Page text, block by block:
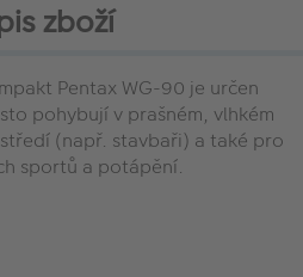
zboží
Pentax WG-90 je určen
pohybují v prašném, vlhkém
(např. stavbaři) a také pro
sportů a potápění.